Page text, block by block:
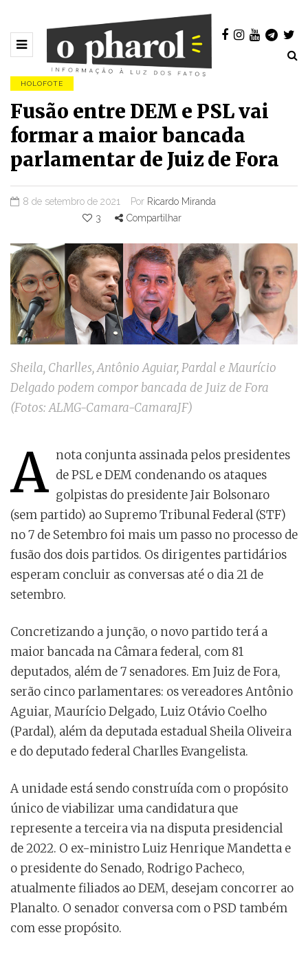
HOLOFOTE
Fusão entre DEM e PSL vai
formar a maior bancada
parlamentar de Juiz de Fora
8 de setembro de 2021 Por Ricardo Miranda
3
Compartilhar
Sheila, Charlles, Antônio Aguiar, Pardal e Maurício
Delgado podem compor bancada de Juiz de Fora
(Fotos: ALMG-Camara-CamaraJF)
A nota conjunta assinada pelos presidentes
de PSL e DEM condenando os ataques
golpistas do presidente Jair Bolsonaro
(sem partido) ao Supremo Tribunal Federal (STF)
no 7 de Setembro foi mais um passo no processo de
fusão dos dois partidos. Os dirigentes partidários
esperam concluir as conversas até o dia 21 de
setembro.
Concretizando a junção, o novo partido terá a
maior bancada na Câmara federal, com 81
deputados, além de 7 senadores. Em Juiz de Fora,
serão cinco parlamentares: os vereadores Antônio
Aguiar, Maurício Delgado, Luiz Otávio Coelho
(Pardal), além da deputada estadual Sheila Oliveira
e do deputado federal Charlles Evangelista.
A unidade está sendo construída com o propósito
único de viabilizar uma candidatura que
represente a terceira via na disputa presidencial
de 2022. O ex-ministro Luiz Henrique Mandetta e
o presidente do Senado, Rodrigo Pacheco,
atualmente filiados ao DEM, desejam concorrer ao
Planalto. O senador conversa com o PSD também
com esse propósito.